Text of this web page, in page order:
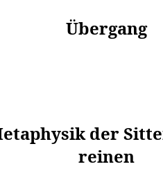
Übergang
der
reinen